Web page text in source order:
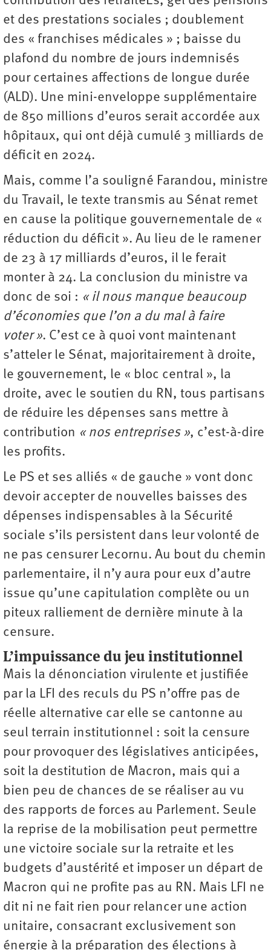
et des prestations sociales ; doublement
des « franchises médicales » ; baisse du
plafond du nombre de jours indemnisés
pour certaines affections de longue durée
(ALD). Une mini-enveloppe supplémentaire
de 850 millions d’euros serait accordée aux
hôpitaux, qui ont déjà cumulé 3 milliards de
déficit en 2024.
Mais, comme l’a souligné Farandou, ministre
du Travail, le texte transmis au Sénat remet
en cause la politique ­gouvernementale de «
réduction du déficit ». Au lieu de le ramener
de 23 à 17 milliards d’euros, il le ferait
monter à 24. La conclusion du ministre va
donc de soi : « il nous manque beaucoup
d’économies que l’on a du mal à faire
voter ». C’est ce à quoi vont maintenant
s’atteler le Sénat, majoritairement à droite,
le gouvernement, le « bloc central », la
droite, avec le soutien du RN, tous partisans
de réduire les dépenses sans mettre à
contribution « nos entreprises », c’est-à-dire
les profits.
Le PS et ses alliés « de gauche » vont donc
devoir accepter de nouvelles baisses des
dépenses indispensables à la Sécurité
sociale s’ils persistent dans leur volonté de
ne pas ­censurer Lecornu. Au bout du chemin
parlementaire, il n’y aura pour eux d’autre
issue qu’une capitulation complète ou un
piteux ralliement de dernière minute à la
censure.
L’impuissance du jeu institutionnel
Mais la dénonciation virulente et justifiée
par la LFI des reculs du PS n’offre pas de
réelle alternative car elle se cantonne au
seul terrain institutionnel : soit la censure
pour provoquer des législatives anticipées,
soit la destitution de Macron, mais qui a
bien peu de chances de se réaliser au vu
des rapports de forces au Parlement. Seule
la reprise de la mobilisation peut permettre
une victoire sociale sur la retraite et les
budgets d’austérité et imposer un départ de
Macron qui ne profite pas au RN. Mais LFI ne
dit ni ne fait rien pour relancer une action
unitaire, consacrant exclusivement son
énergie à la préparation des élections à